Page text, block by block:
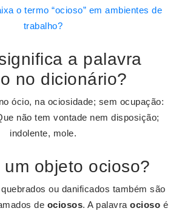
o termo “ocioso” em ambientes de
trabalho?
a palavra
no dicionário?
ócio, na ociosidade; sem ocupação:
não tem vontade nem disposição;
indolente, mole.
objeto ocioso?
ou danificados também são
de ociosos. A palavra ocioso é